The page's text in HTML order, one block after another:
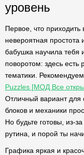
уровень
Первое, что приходить
невероятная простота
бабушка научила тебя
поворотом: здесь есть
тематики.
Puzzles [МОД Все
Отличный вариант для
блоков и механики
Но будьте готовы, из-
рутина, и порой ты
Графика яркая и